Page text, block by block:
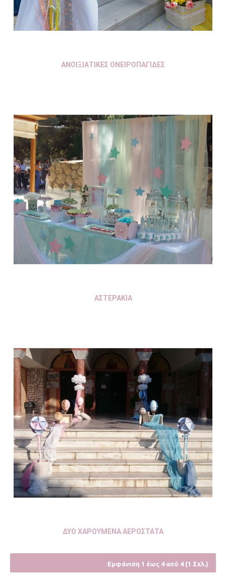
ΑΝΟΙΞΙΑΤΙΚΕΣ ΟΝΕΙΡΟΠΑΓΙΔΕΣ
ΑΣΤΕΡΑΚΙΑ
ΔΥΟ ΧΑΡΟΥΜΕΝΑ ΑΕΡΟΣΤΑΤΑ
Εμφάνιση 1 έως 4 από 4 (1 Σελ.)